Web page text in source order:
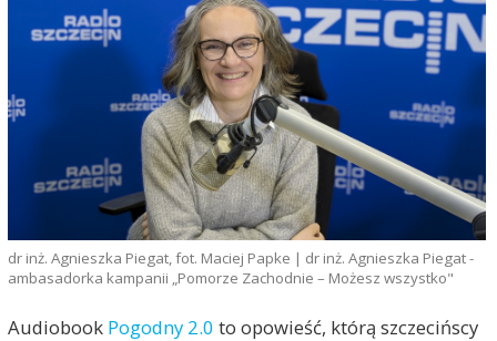
dr inż. Agnieszka Piegat, fot. Maciej Papke | dr inż. Agnieszka Piegat -
ambasadorka kampanii „Pomorze Zachodnie – Możesz wszystko"
AudiobookPogodny 2.0 to opowieść, którą szczecińscy